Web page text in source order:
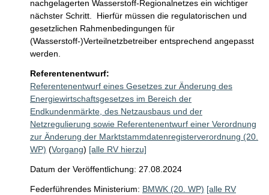
nachgelagerten Wasserstoff-Regionalnetzes ein wichtiger
nächster Schritt.  Hierfür müssen die regulatorischen und
gesetzlichen Rahmenbedingungen für
(Wasserstoff-)Verteilnetzbetreiber entsprechend angepasst
werden.
Referentenentwurf:
Referentenentwurf eines Gesetzes zur Änderung des
Energiewirtschaftsgesetzes im Bereich der
Endkundenmärkte, des Netzausbaus und der
Netzregulierung sowie Referentenentwurf einer Verordnung
zur Änderung der Marktstammdatenregisterverordnung (20.
WP) (Vorgang) [alle RV hierzu]
Datum der Veröffentlichung: 27.08.2024
Federführendes Ministerium: BMWK (20. WP) [alle RV